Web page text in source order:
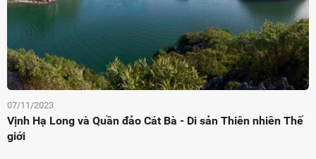
07/11/2023
Vịnh Hạ Long và Quần đảo Cát Bà - Di sản Thiên nhiên Thế
giới